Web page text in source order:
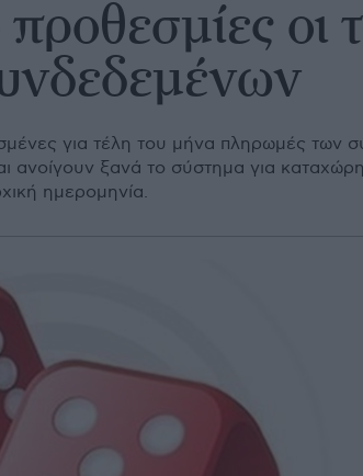
οι
για τέλη του μήνα πληρωμές
ανοίγουν ξανά το σύστημα για
ημερομηνία.